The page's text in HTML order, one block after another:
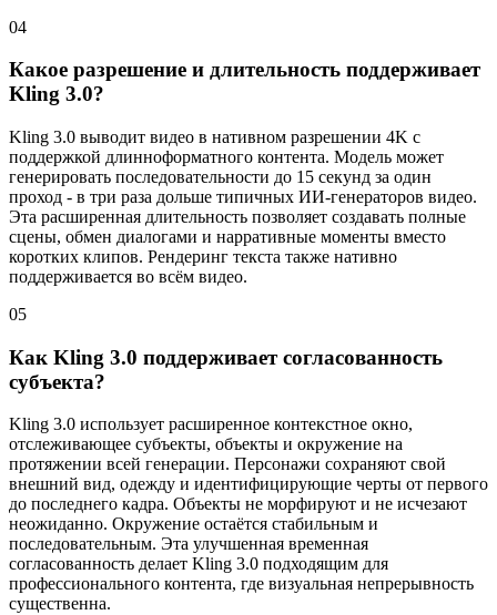
04
Какое разрешение и длительность поддерживает
Kling 3.0?
Kling 3.0 выводит видео в нативном разрешении 4K с
поддержкой длинноформатного контента. Модель может
генерировать последовательности до 15 секунд за один
проход - в три раза дольше типичных ИИ-генераторов видео.
Эта расширенная длительность позволяет создавать полные
сцены, обмен диалогами и нарративные моменты вместо
коротких клипов. Рендеринг текста также нативно
поддерживается во всём видео.
05
Как Kling 3.0 поддерживает согласованность
субъекта?
Kling 3.0 использует расширенное контекстное окно,
отслеживающее субъекты, объекты и окружение на
протяжении всей генерации. Персонажи сохраняют свой
внешний вид, одежду и идентифицирующие черты от первого
до последнего кадра. Объекты не морфируют и не исчезают
неожиданно. Окружение остаётся стабильным и
последовательным. Эта улучшенная временная
согласованность делает Kling 3.0 подходящим для
профессионального контента, где визуальная непрерывность
существенна.